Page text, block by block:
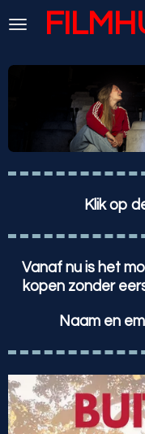
Ga
hoofdinhoud
Klik op
Vanaf nu is het
kopen zonder
Naam en